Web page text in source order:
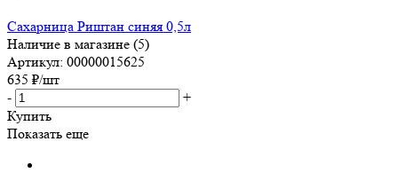
Сахарница Риштан синяя 0,5л
Наличие в магазине (5)
Артикул: 00000015625
635 ₽/шт
-
+
Купить
Показать еще